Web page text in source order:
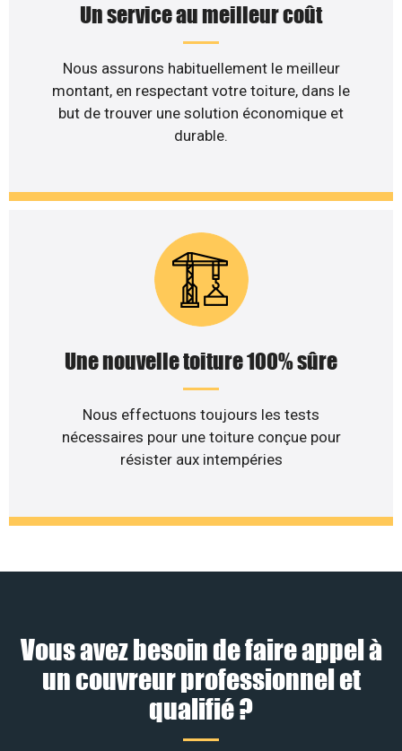
Un service au meilleur coût
Nous assurons habituellement le meilleur
montant, en respectant votre toiture, dans le
but de trouver une solution économique et
durable.
Une nouvelle toiture 100% sûre
Nous effectuons toujours les tests
nécessaires pour une toiture conçue pour
résister aux intempéries
Vous avez besoin de faire appel à
un couvreur professionnel et
qualifié ?